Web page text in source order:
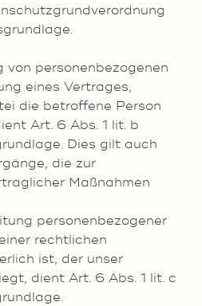
von personenbezogenen
eines Vertrages,
die betroffene Person
Art. 6 Abs. 1 lit. b
Dies gilt auch
die zur
Maßnahmen
personenbezogener
rechtlichen
ist, der unser
dient Art. 6 Abs. 1 lit. c